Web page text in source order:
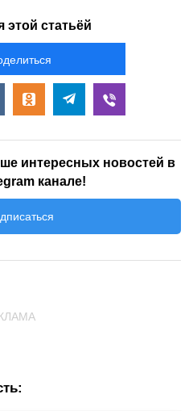
этой статьёй
интересных новостей в
канале!